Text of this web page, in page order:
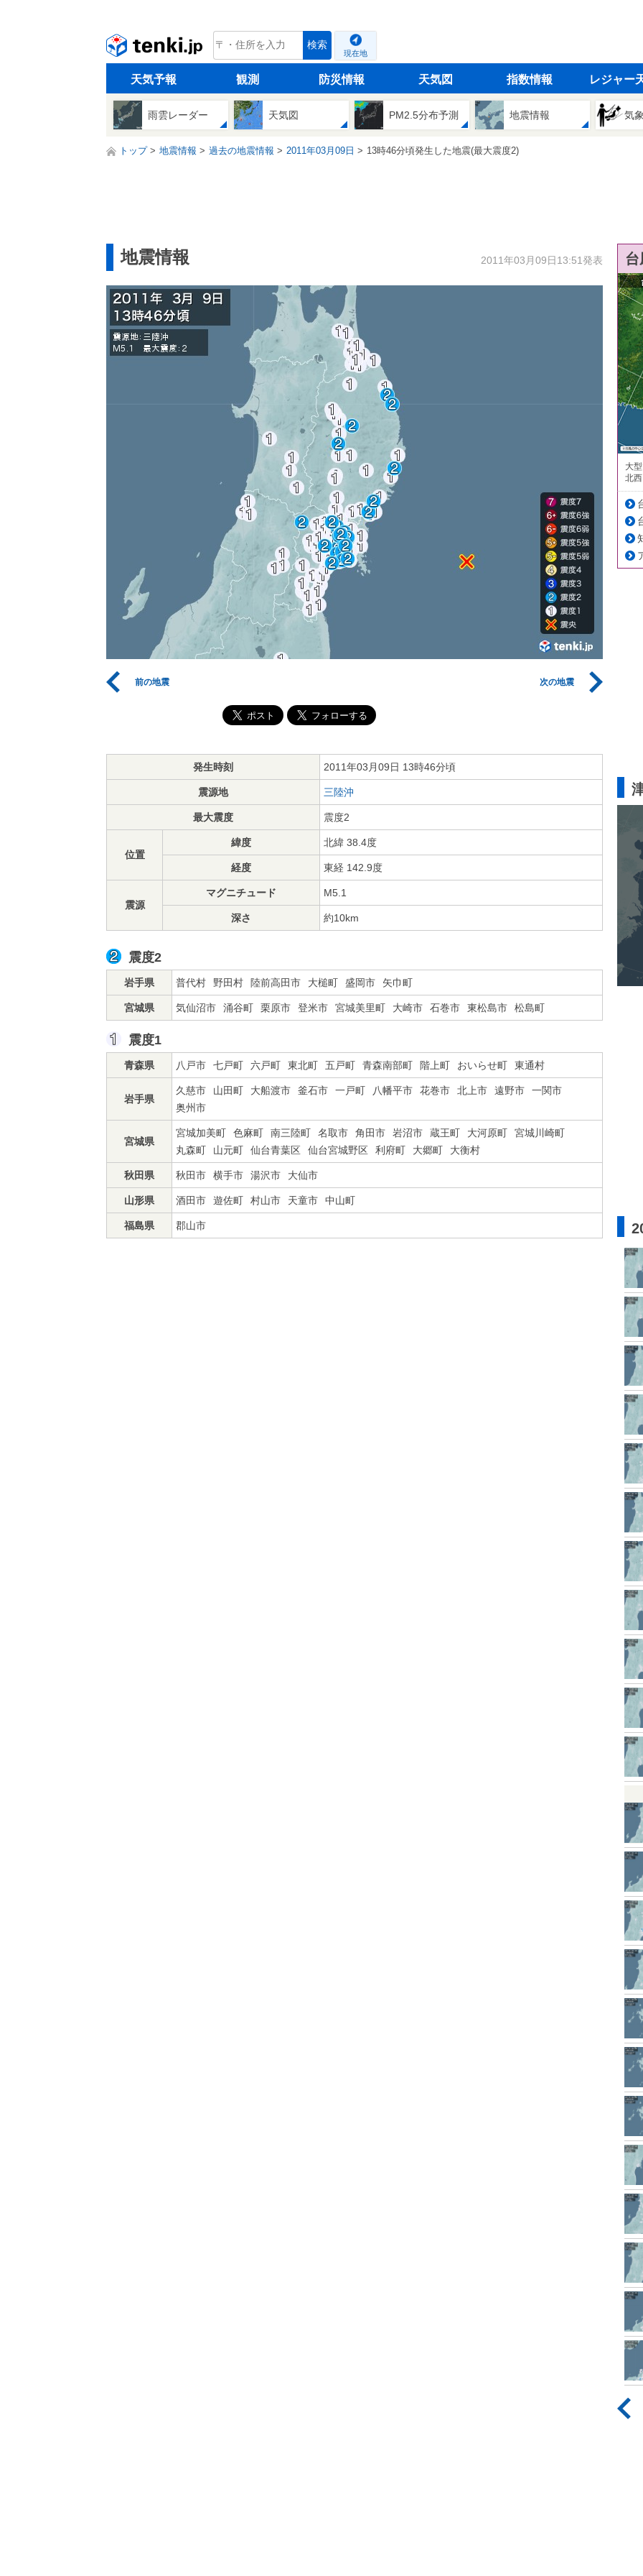
tenki.jp 検索
現在地
天気予報 観測 防災情報 天気図 指数情報 レジャー
雨雲レーダー 天気図 PM2.5分布予測 地震情報 気
トップ 地震情報 過去の地震情報 2011年03月09日 13時46分頃発生した地震(最大震度2)
地震情報 2011年03月09日13:51発表
前の地震 次の地震
発生時刻 2011年03月09日 13時46分頃
震源地 三陸沖
最大震度 震度2
位置
緯度 北緯 38.4度
経度 東経 142.9度
震源
マグニチュード M5.1
深さ 約10km
震度2
岩手県 普代村 野田村 陸前高田市 大槌町 盛岡市 矢巾町
宮城県 気仙沼市 涌谷町 栗原市 登米市 宮城美里町 大崎市 石巻市 東松島市 松島町
震度1
青森県 八戸市 七戸町 六戸町 東北町 五戸町 青森南部町 階上町 おいらせ町 東通村
岩手県
久慈市 山田町 大船渡市 釜石市 一戸町 八幡平市 花巻市 北上市 遠野市
一関市
奥州市
宮城県
宮城加美町 色麻町 南三陸町 名取市 角田市 岩沼市 蔵王町 大河原町
宮城川崎町
丸森町
山元町 仙台青葉区 仙台宮城野区 利府町 大郷町 大衡村
秋田県 秋田市 横手市 湯沢市 大仙市
山形県 酒田市 遊佐町 村山市 天童市 中山町
福島県 郡山市
大
北